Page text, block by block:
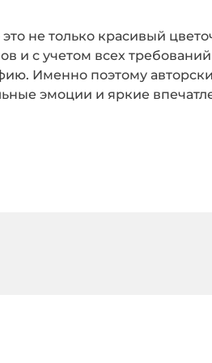
это не только красивый
и с учетом всех
Именно поэтому
эмоции и яркие